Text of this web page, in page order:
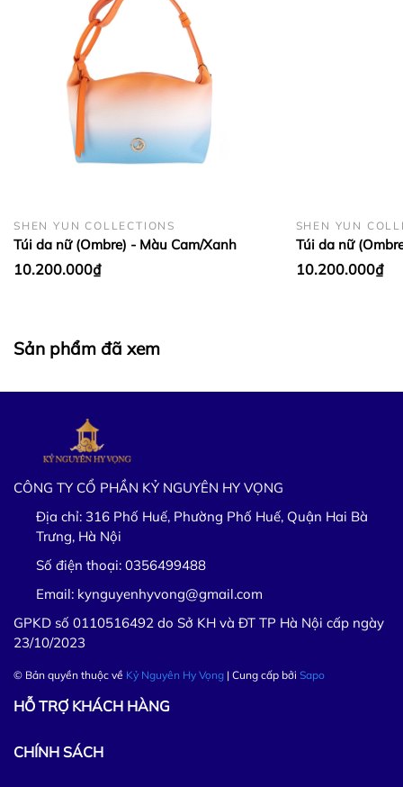
BẢO QUẢN LỤA VÀ CASHMERE:
SHEN YUN COLLECTIONS
Túi da nữ (Ombre) - Màu Cam/Xanh
10.200.000₫
SHEN YUN
Túi da nữ
10.200.000₫
Sản phẩm đã xem
CÔNG TY CỔ PHẦN KỶ NGUYÊN HY VỌNG
Địa chỉ: 316 Phố Huế, Phường Phố Huế, Quận Hai Bà
Trưng, Hà Nội
Số điện thoại: 0356499488
Email: kynguyenhyvong@gmail.com
GPKD số 0110516492 do Sở KH và ĐT TP Hà Nội cấp ngày
23/10/2023
© Bản quyền thuộc về Kỷ Nguyên Hy Vọng | Cung cấp bởi Sapo
HỖ TRỢ KHÁCH HÀNG
CHÍNH SÁCH